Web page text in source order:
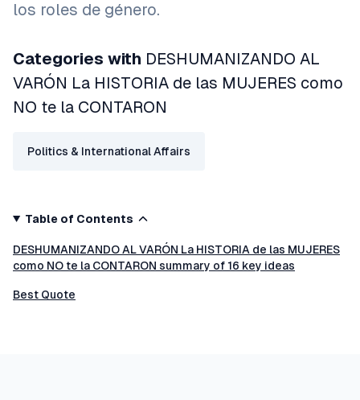
los roles de género.
Categories with DESHUMANIZANDO AL
VARÓN La HISTORIA de las MUJERES como
NO te la CONTARON
Politics & International Affairs
Table of Contents
DESHUMANIZANDO AL VARÓN La HISTORIA de las MUJERES
como NO te la CONTARON summary of 16 key ideas
Best Quote